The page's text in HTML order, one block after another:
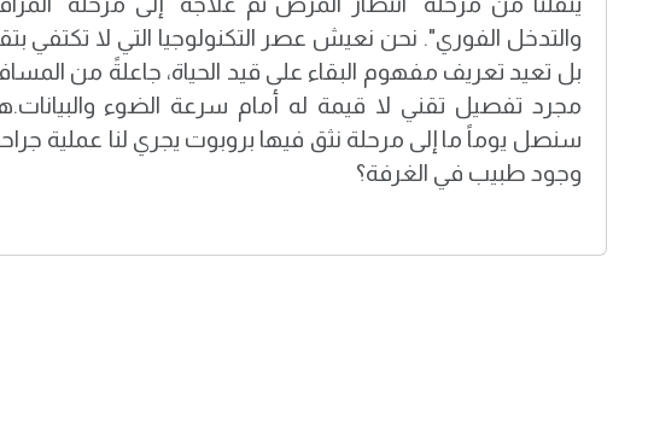
والتدخل الفوري". نحن نعيش عصر التكنولوجيا التي لا تكتفي
بل تعيد تعريف مفهوم البقاء على قيد الحياة، جاعلةً من
مجرد تفصيل تقني لا قيمة له أمام سرعة الضوء والبيانات.
سنصل يوماً ما إلى مرحلة نثق فيها بروبوت يجري لنا عملية
وجود طبيب في الغرفة؟